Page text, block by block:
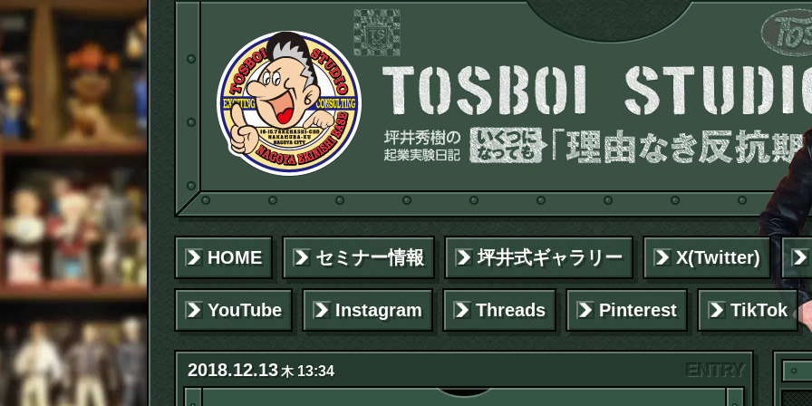
HOME セミナー情報 坪井式ギャラリー X(Twitter)
YouTube Instagram Threads Pinterest TikTok
2018.12.13木13:34